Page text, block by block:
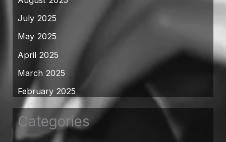
July 2025
May 2025
April 2025
March 2025
February 2025
Categories